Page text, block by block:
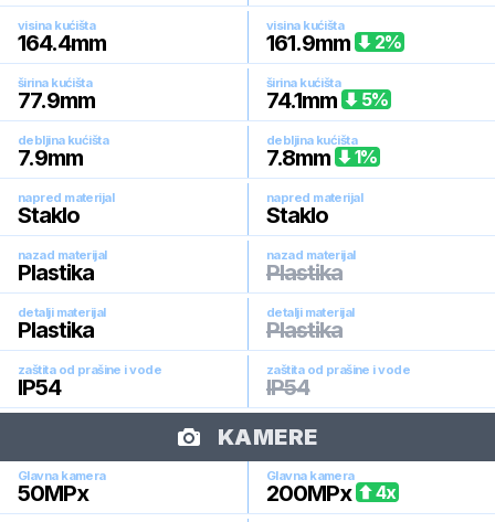
visina kućišta
164.4mm
visina kućišta
161.9mm 2%
širina kućišta
77.9mm
širina kućišta
74.1mm 5%
debljina kućišta
7.9mm
debljina kućišta
7.8mm 1%
napred materijal
Staklo
napred materijal
Staklo
nazad materijal
Plastika
nazad materijal
Plastika
detalji materijal
Plastika
detalji materijal
Plastika
zaštita od prašine i vode
IP54
zaštita od prašine i vode
IP54
KAMERE
Glavna kamera
50MPx
Glavna kamera
200MPx 4x